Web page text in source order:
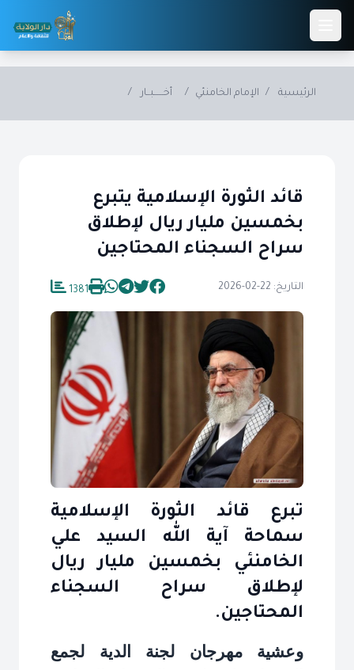
Skip to main content
الرئيسية / الإمام الخامنئي / أخــــــبــار /
قائد الثورة الإسلامية يتبرع
بخمسين مليار ريال لإطلاق
سراح السجناء المحتاجين
التاريخ: 22-02-2026 1381
تبرع قائد الثورة الإسلامية
سماحة آية الله السيد علي
الخامنئي بخمسين مليار ريال
لإطلاق سراح السجناء
المحتاجين.
وعشية مهرجان لجنة الدية لجمع